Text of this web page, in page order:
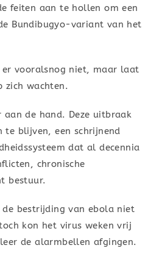
feiten aan te hollen om een
Bundibugyo-variant van het
er vooralsnog niet, maar laat
zich wachten.
de hand. Deze uitbraak
te blijven, een schrijnend
dat al decennia
chronische
bestuur.
bestrijding van ebola niet
kon het virus weken vrij
de alarmbellen afgingen.